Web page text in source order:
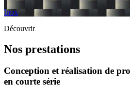
Inox
Découvrir
Nos prestations
Conception et réalisation de
en courte série